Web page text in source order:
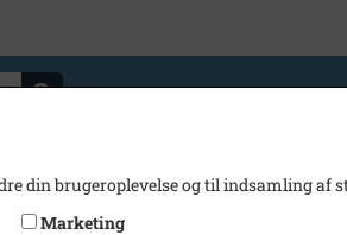
din brugeroplevelse og til indsamling af
Marketing